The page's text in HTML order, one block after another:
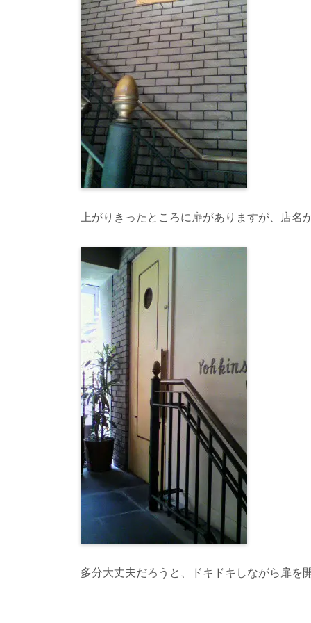
上がりきったところに扉がありますが、店名
多分大丈夫だろうと、ドキドキしながら扉を